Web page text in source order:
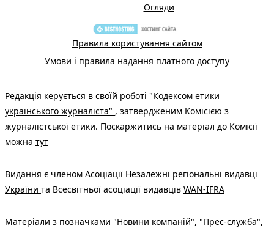
Огляди
Правила користування сайтом
Умови і правила надання платного доступу
Редакція керується в своїй роботі "Кодексом етики
українського журналіста" , затвердженим Комісією з
журналістської етики. Поскаржитись на матеріал до Комісії
можна тут
Видання є членом Асоціації Незалежні регіональні видавці
України та Всесвітньої асоціації видавців WAN-IFRA
Матеріали з позначками "Новини компаній", "Прес-служба",